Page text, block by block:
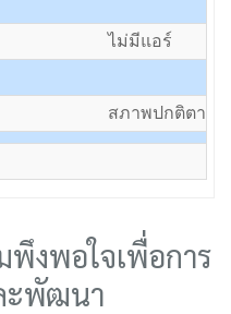
ไม่มีแอร์
สภาพปกติตาม
งพอใจเพื่อการ
ะพัฒนา